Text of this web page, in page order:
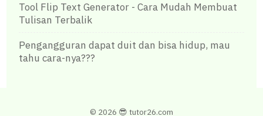
Tool Flip Text Generator - Cara Mudah Membuat
Tulisan Terbalik
Pengangguran dapat duit dan bisa hidup, mau
tahu cara-nya???
© 2026 😎 tutor26.com